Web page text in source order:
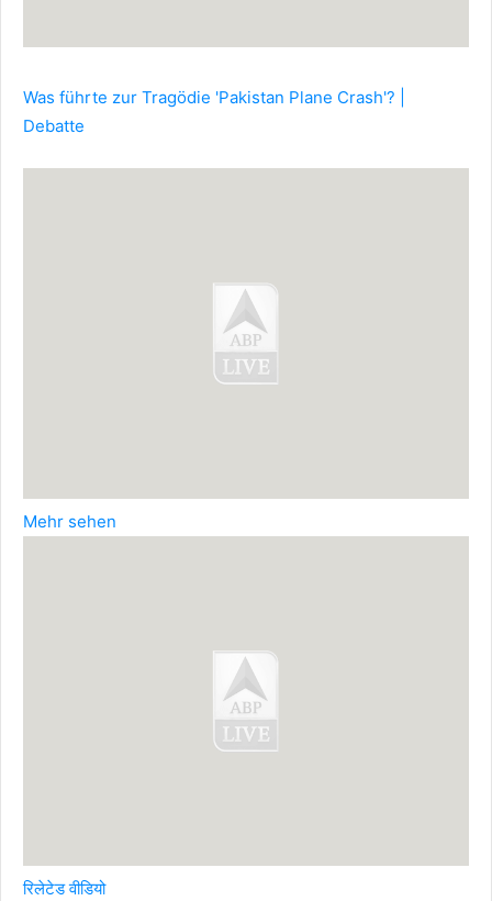
Was führte zur Tragödie 'Pakistan Plane Crash'? |
Debatte
Mehr sehen
रिलेटेड वीडियो